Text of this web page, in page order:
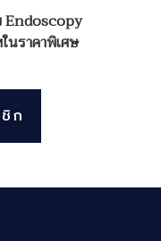
Endoscopy
นราคาพิเศษ
ก